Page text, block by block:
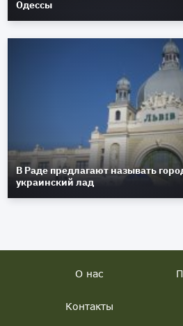
Одессы
В Раде предлагают называть
украинский лад
О нас
Контакты